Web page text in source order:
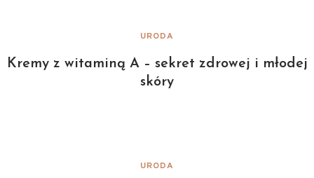
URODA
Kremy z witaminą A – sekret zdrowej i młodej
skóry
URODA